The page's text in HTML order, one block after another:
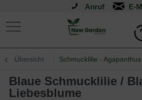
Anruf
Übersicht Schmucklilie - Agapanthus
Blaue Schmucklilie / Blaue
Liebesblume